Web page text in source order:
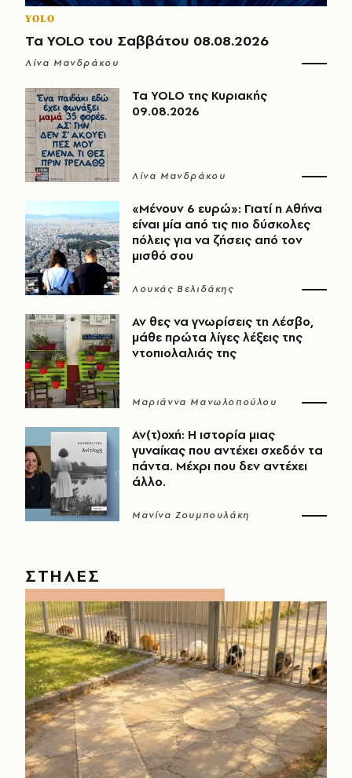
YOLO
Τα YOLO του Σαββάτου 08.08.2026
Λίνα Μανδράκου
Τα YOLO της Κυριακής
09.08.2026
Λίνα Μανδράκου
«Μένουν 6 ευρώ»: Γιατί η Αθήνα
είναι μία από τις πιο δύσκολες
πόλεις για να ζήσεις από τον
μισθό σου
Λουκάς Βελιδάκης
Αν θες να γνωρίσεις τη Λέσβο,
μάθε πρώτα λίγες λέξεις της
ντοπιολαλιάς της
Μαριάννα Μανωλοπούλου
Αν(τ)οχή: Η ιστορία μιας
γυναίκας που αντέχει σχεδόν τα
πάντα. Μέχρι που δεν αντέχει
άλλο.
Μανίνα Ζουμπουλάκη
ΣΤΗΛΕΣ